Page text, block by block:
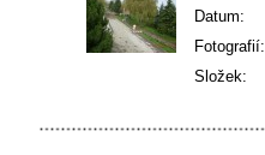
Datum:
Fotografií:
Složek: